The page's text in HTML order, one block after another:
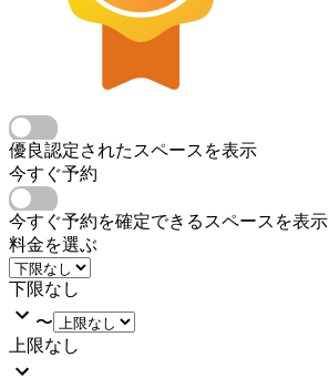
優良認定されたスペースを表示
今すぐ予約
今すぐ予約を確定できるスペースを表示
料金を選ぶ
下限なし
〜
上限なし